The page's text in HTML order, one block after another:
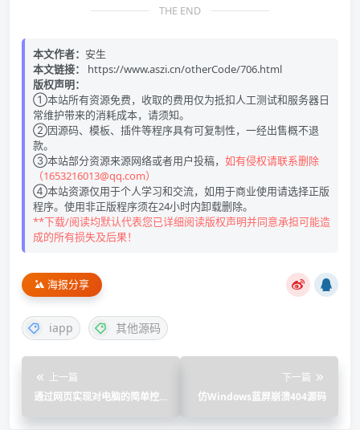
THE END
本文作者： 安生
本文链接：
https://www.aszi.cn/otherCode/706.html
版权声明：
①本站所有资源免费，收取的费用仅为抵扣人工测试和服务器日
常维护带来的消耗成本，请须知。
②因源码、模板、插件等程序具有可复制性，一经出售概不退
款。
③本站部分资源来源网络或者用户投稿， 如有侵权请联系删除
（1653216013@qq.com）
④本站资源仅用于个人学习和交流，如用于商业使用请选择正版
程序。使用非正版程序须在24小时内卸载删除。
**下载/阅读均默认代表您已详细阅读版权声明并同意承担可能造
成的所有损失及后果！
海报分享
iapp 其他源码
上一篇
通过网页实现对电脑的简单控
下一篇
仿Windows蓝屏崩溃404源码